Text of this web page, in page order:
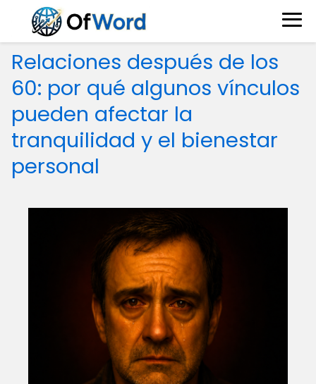
Relaciones después de los
60: por qué algunos vínculos
pueden afectar la
tranquilidad y el bienestar
personal